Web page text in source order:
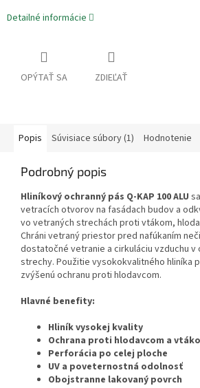
Detailné informácie
OPÝTAŤ SA ZDIEĽAŤ
Popis Súvisiace súbory (1) Hodnotenie
Podrobný popis
Hliníkový ochranný pás Q-KAP 100 ALU
vetracích otvorov na fasádach budov a
vo vetraných strechách proti vtákom,
Chráni vetraný priestor pred nafúkaním
dostatočné vetranie a cirkuláciu vzduchu v
strechy. Použitie vysokokvalitného hliníka
zvýšenú ochranu proti hlodavcom.
Hlavné benefity:
Hliník vysokej kvality
Ochrana proti hlodavcom a
Perforácia po celej ploche
UV a poveternostná odolnosť
Obojstranne lakovaný povrch